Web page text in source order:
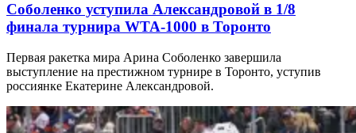
Соболенко уступила Александровой в 1/8
финала турнира WTA-1000 в Торонто
Первая ракетка мира Арина Соболенко завершила
выступление на престижном турнире в Торонто, уступив
россиянке Екатерине Александровой.